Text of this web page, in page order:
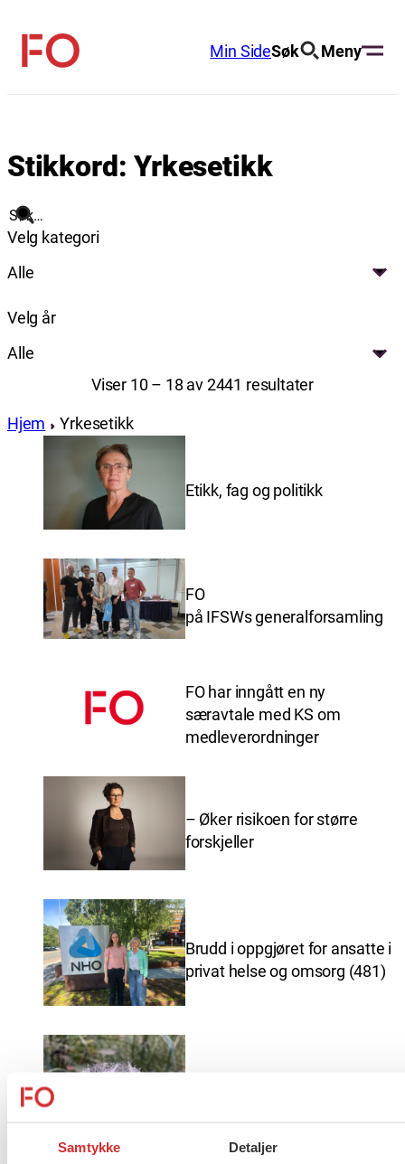
Samtykke Detaljer
innhold
FO
Min SideSøk Meny
Stikkord:Yrkesetikk
Søk
Velg kategori
Alle
Velg år
Alle
Viser 10 – 18 av 2441 resultater
Hjem Yrkesetikk
Etikk, fag og politikk
FO
på IFSWs generalforsamling
FO har inngått en ny
særavtale med KS om
medleverordninger
– Øker risikoen for større
forskjeller
Brudd i oppgjøret for ansatte i
privat helse og omsorg (481)